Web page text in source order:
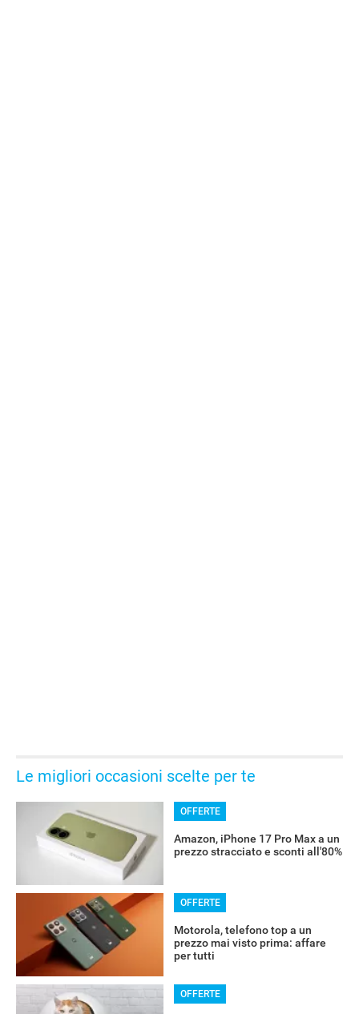
GUIDE ALL'ACQUISTO
Le migliori occasioni scelte per te
OFFERTE
Amazon, iPhone 17 Pro Max a un
prezzo stracciato e sconti all'80%
OFFERTE
Motorola, telefono top a un
prezzo mai visto prima: affare
per tutti
OFFERTE